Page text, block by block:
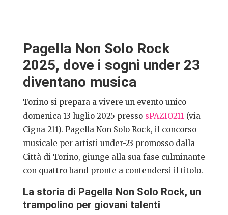
Pagella Non Solo Rock
2025, dove i sogni under 23
diventano musica
Torino si prepara a vivere un evento unico
domenica 13 luglio 2025 presso sPAZIO211(via
Cigna 211). Pagella Non Solo Rock, il concorso
musicale per artisti under-23 promosso dalla
Città di Torino, giunge alla sua fase culminante
con quattro band pronte a contendersi il titolo.
La storia di Pagella Non Solo Rock, un
trampolino per giovani talenti